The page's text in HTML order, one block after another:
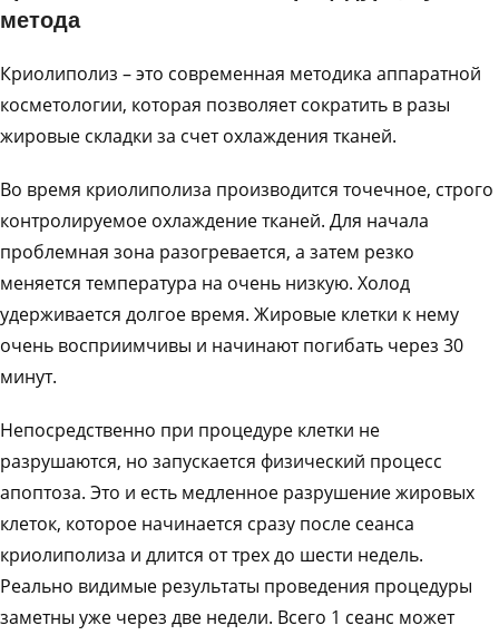
метода
Криолиполиз – это современная методика аппаратной
косметологии, которая позволяет сократить в разы
жировые складки за счет охлаждения тканей.
Во время криолиполиза производится точечное, строго
контролируемое охлаждение тканей. Для начала
проблемная зона разогревается, а затем резко
меняется температура на очень низкую. Холод
удерживается долгое время. Жировые клетки к нему
очень восприимчивы и начинают погибать через 30
минут.
Непосредственно при процедуре клетки не
разрушаются, но запускается физический процесс
апоптоза. Это и есть медленное разрушение жировых
клеток, которое начинается сразу после сеанса
криолиполиза и длится от трех до шести недель.
Реально видимые результаты проведения процедуры
заметны уже через две недели. Всего 1 сеанс может